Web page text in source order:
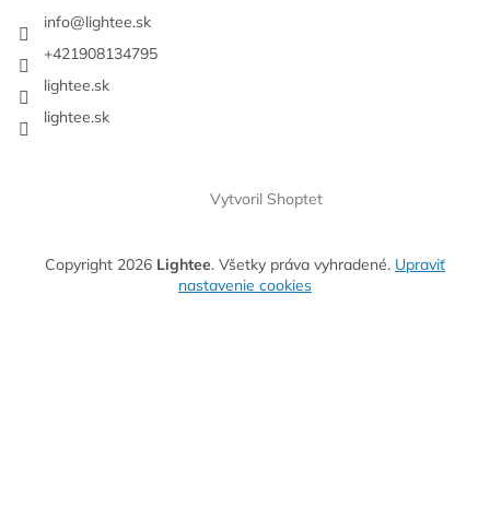
info@lightee.sk
+421908134795
lightee.sk
lightee.sk
Vytvoril Shoptet
Copyright 2026 Lightee. Všetky práva vyhradené. Upraviť
nastavenie cookies